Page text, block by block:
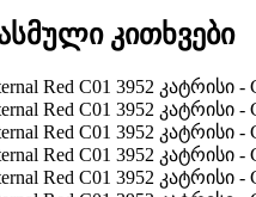
კითხვები
Red C01 3952
Red C01 3952
Red C01 3952
Red C01 3952
Red C01 3952